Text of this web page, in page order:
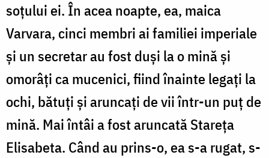
soțului ei. În acea noapte, ea, maica
Varvara, cinci membri ai familiei imperiale
și un secretar au fost duși la o mină și
omorâți ca mucenici, fiind înainte legați la
ochi, bătuți și aruncați de vii într-un puț de
mină. Mai întâi a fost aruncată Stareța
Elisabeta. Când au prins-o, ea s-a rugat, s-